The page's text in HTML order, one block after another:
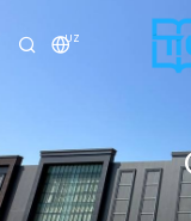
UZ
DASTURLAR
QABUL